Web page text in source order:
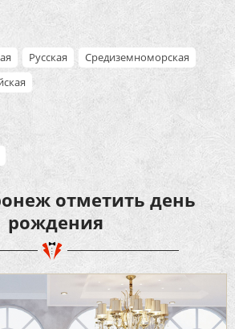
Русская
Средиземноморская
отметить день
рождения